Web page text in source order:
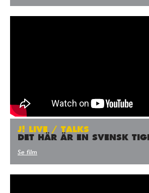
J! LIVE / TALKS
DET HÄR ÄR EN SVENSK
Se film